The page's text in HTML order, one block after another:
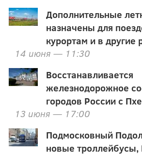
Дополнительные
назначены для
курортам и в другие
14 июня — 11:30
Восстанавливается
железнодорожное
городов России с
13 июня — 17:00
Подмосковный
новые троллейбусы,